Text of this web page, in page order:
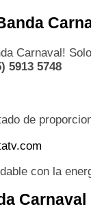
Carnaval!
5913 5748
de
con la